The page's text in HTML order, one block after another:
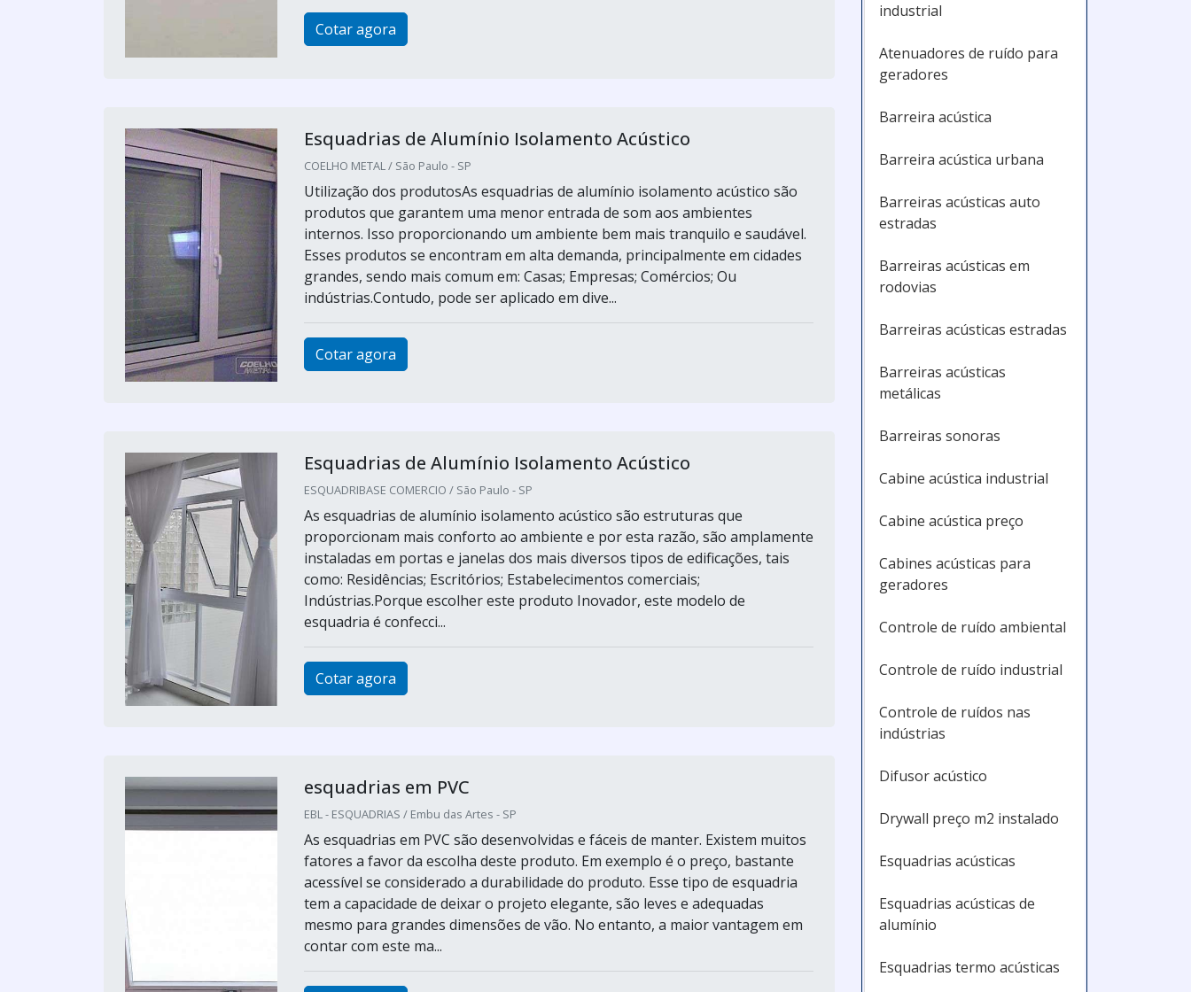
Cotar agora
Esquadrias de Alumínio Isolamento Acústico
COELHO METAL / São Paulo - SP
Utilização dos produtosAs esquadrias de alumínio isolamento acústico são
produtos que garantem uma menor entrada de som aos ambientes
internos. Isso proporcionando um ambiente bem mais tranquilo e saudável.
Esses produtos se encontram em alta demanda, principalmente em cidades
grandes, sendo mais comum em: Casas; Empresas; Comércios; Ou
indústrias.Contudo, pode ser aplicado em dive...
Cotar agora
Esquadrias de Alumínio Isolamento Acústico
ESQUADRIBASE COMERCIO / São Paulo - SP
As esquadrias de alumínio isolamento acústico são estruturas que
proporcionam mais conforto ao ambiente e por esta razão, são amplamente
instaladas em portas e janelas dos mais diversos tipos de edificações, tais
como: Residências; Escritórios; Estabelecimentos comerciais;
Indústrias.Porque escolher este produto Inovador, este modelo de
esquadria é confecci...
Cotar agora
esquadrias em PVC
EBL - ESQUADRIAS / Embu das Artes - SP
As esquadrias em PVC são desenvolvidas e fáceis de manter. Existem muitos
fatores a favor da escolha deste produto. Em exemplo é o preço, bastante
acessível se considerado a durabilidade do produto. Esse tipo de esquadria
tem a capacidade de deixar o projeto elegante, são leves e adequadas
mesmo para grandes dimensões de vão. No entanto, a maior vantagem em
contar com este ma...
industrial
Atenuadores de ruído para
geradores
Barreira acústica
Barreira acústica urbana
Barreiras acústicas auto
estradas
Barreiras acústicas em
rodovias
Barreiras acústicas estradas
Barreiras acústicas
metálicas
Barreiras sonoras
Cabine acústica industrial
Cabine acústica preço
Cabines acústicas para
geradores
Controle de ruído ambiental
Controle de ruído industrial
Controle de ruídos nas
indústrias
Difusor acústico
Drywall preço m2 instalado
Esquadrias acústicas
Esquadrias acústicas de
alumínio
Esquadrias termo acústicas